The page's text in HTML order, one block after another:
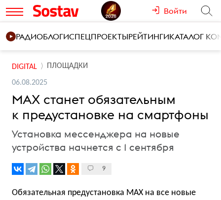
Войти
РАДИОБЛОГИСПЕЦПРОЕКТЫРЕЙТИНГИКАТАЛОГ
DIGITAL ПЛОЩАДКИ
06.08.2025
MAX станет обязательным
к предустановке на смартфоны
Установка мессенджера на новые
устройства начнется с 1 сентября
9
Обязательная предустановка MAX на все новые